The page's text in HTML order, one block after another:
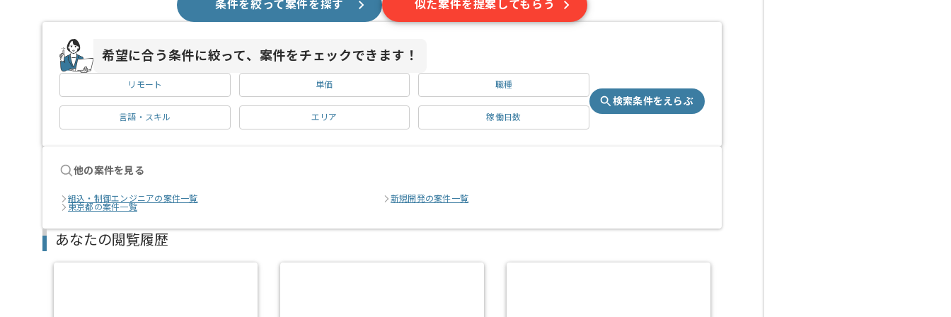
条件を絞って案件を探す 似た案件を提案してもらう
希望に合う条件に絞って、案件をチェックできます！
リモート 単価 職種
言語・スキル エリア 稼働日数
検索条件をえらぶ
他の案件を見る
組込・制御エンジニアの案件一覧
新規開発の案件一覧
東京都の案件一覧
あなたの閲覧履歴